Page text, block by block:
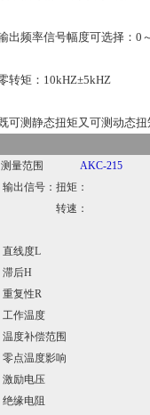
频率信号幅度可选择：0～
矩：10kHZ±5kHZ
测静态扭矩又可测动态扭
测量范围
AKC-215
信号：扭矩：
速：
度L
后H
性R
温度
补偿范围
温度影响
电压
电阻